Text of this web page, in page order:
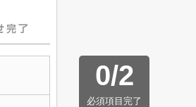
0/2
必須項目完了